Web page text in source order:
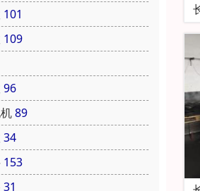
101
109
96
89
34
153
31